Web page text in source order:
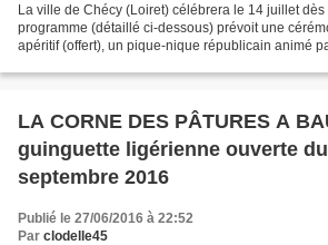
La ville de Chécy (Loiret) célébrera le 14 juillet dès
programme (détaillé ci-dessous) prévoit une
apéritif (offert), un pique-nique républicain animé
LA CORNE DES PÂTURES A
guinguette ligérienne ouverte
septembre 2016
Publié le 27/06/2016 à 22:52
Par clodelle45